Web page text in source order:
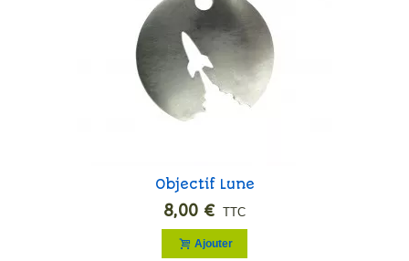
Objectif Lune
8,00 € TTC
Ajouter